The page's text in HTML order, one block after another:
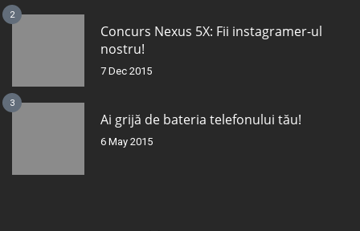
2
Concurs Nexus 5X: Fii instagramer-ul
nostru!
7 Dec 2015
3
Ai grijă de bateria telefonului tău!
6 May 2015